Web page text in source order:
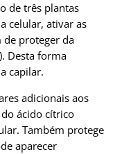
de três plantas
celular, ativar as
de proteger da
Desta forma
capilar.
adicionais aos
ácido cítrico
Também protege
aparecer